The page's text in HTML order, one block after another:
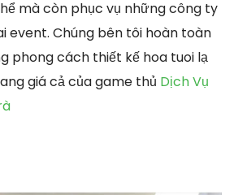
mà còn phục vụ những công ty
event. Chúng bên tôi hoàn toàn
phong cách thiết kế hoa tuoi lạ
giá cả của game thủ Dịch Vụ